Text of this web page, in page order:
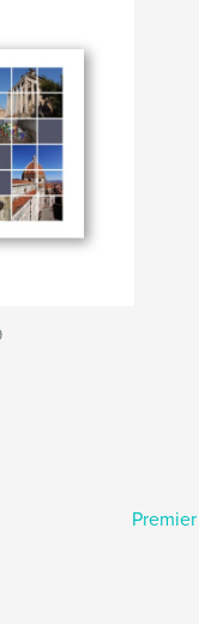
Premier